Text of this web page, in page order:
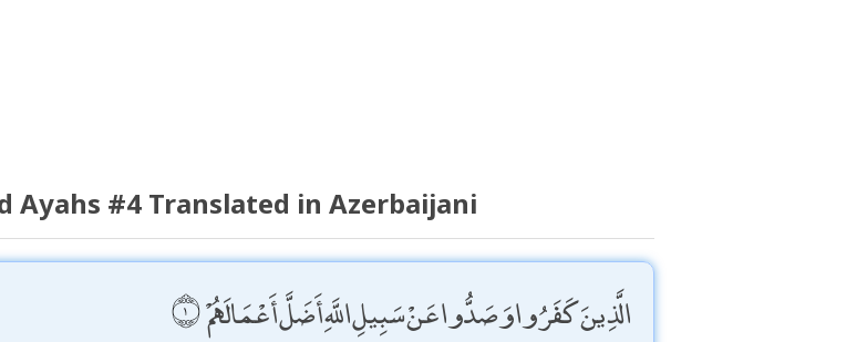
Ayahs #4 Translated in Azerbaijani
الَّذِينَ كَفَرُوا وَصَدُّوا عَنْ سَبِيلِ اللَّهِ أَضَلَّ أَعْمَالَهُمْ